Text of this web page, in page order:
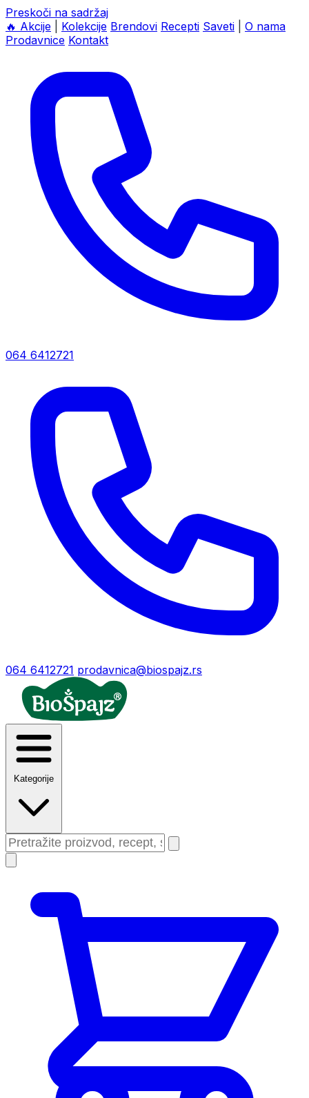
Preskoči na sadržaj
🔥 Akcije Kolekcije Brendovi Recepti Saveti
O nama
Prodavnice Kontakt
064 6412721
064 6412721 prodavnica@biospajz.rs
Kategorije